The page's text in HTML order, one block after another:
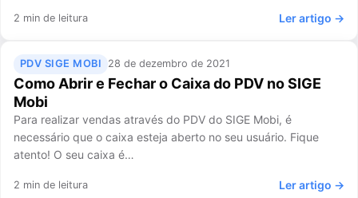
2 min de leitura Ler artigo →
PDV SIGE MOBI 28 de dezembro de 2021
Como Abrir e Fechar o Caixa do PDV no SIGE
Mobi
Para realizar vendas através do PDV do SIGE Mobi, é
necessário que o caixa esteja aberto no seu usuário. Fique
atento! O seu caixa é…
2 min de leitura Ler artigo →